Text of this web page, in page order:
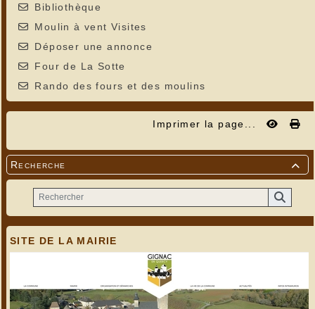
Bibliothèque
Moulin à vent Visites
Déposer une annonce
Four de La Sotte
Rando des fours et des moulins
Imprimer la page...

Recherche
SITE DE LA MAIRIE